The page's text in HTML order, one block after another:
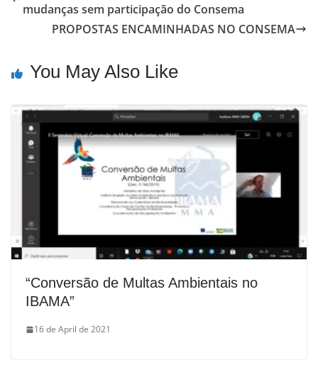
mudanças sem participação do Consema
PROPOSTAS ENCAMINHADAS NO CONSEMA
You May Also Like
“Conversão de Multas Ambientais no
IBAMA”
16 de April de 2021